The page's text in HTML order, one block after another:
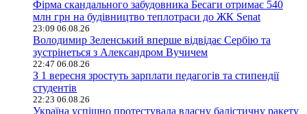
Фірма скандального забудовника Бесаги отримає 540
млн грн на будівництво теплотраси до ЖК Senat
23:09 06.08.26
Володимир Зеленський вперше відвідає Сербію та
зустрінеться з Александром Вучичем
22:47 06.08.26
З 1 вересня зростуть зарплати педагогів та стипендії
студентів
22:23 06.08.26
Україна успішно протестувала власну балістичну ракету